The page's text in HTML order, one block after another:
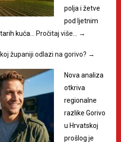
polja i žetve
pod ljetnim
kuća…
Pročitaj više… →
županiji odlazi na gorivo? →
Nova analiza
otkriva
regionalne
razlike Gorivo
u Hrvatskoj
prošlog je